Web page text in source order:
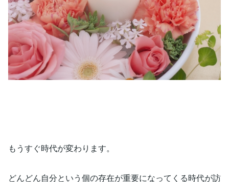
もうすぐ時代が変わります。
どんどん自分という個の存在が重要になってくる時代が訪